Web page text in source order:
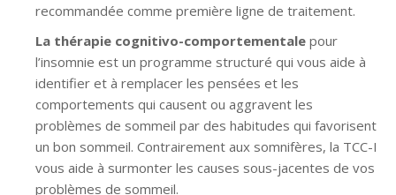
recommandée comme première ligne de traitement.
La thérapie cognitivo-comportementale pour
l’insomnie est un programme structuré qui vous aide à
identifier et à remplacer les pensées et les
comportements qui causent ou aggravent les
problèmes de sommeil par des habitudes qui favorisent
un bon sommeil. Contrairement aux somnifères, la TCC-I
vous aide à surmonter les causes sous-jacentes de vos
problèmes de sommeil.